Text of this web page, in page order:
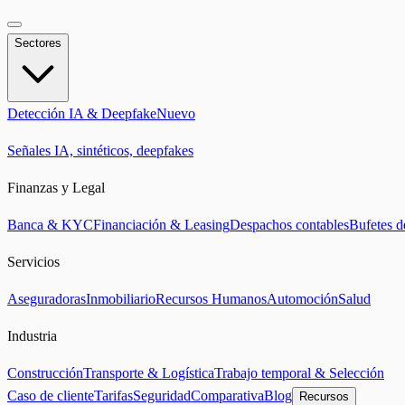
Sectores
Detección IA & DeepfakeNuevo
Señales IA, sintéticos, deepfakes
Finanzas y Legal
Banca & KYCFinanciación & LeasingDespachos contablesBufetes
Servicios
AseguradorasInmobiliarioRecursos HumanosAutomociónSalud
Industria
ConstrucciónTransporte & LogísticaTrabajo temporal & Selección
Caso de clienteTarifasSeguridadComparativaBlog Recursos